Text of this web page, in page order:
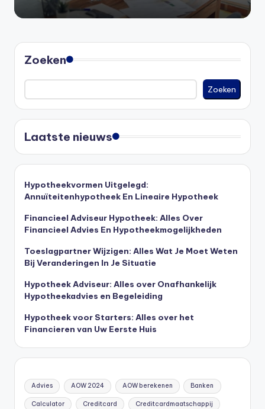
Zoeken
Zoeken
Laatste nieuws
Hypotheekvormen Uitgelegd:
Annuïteitenhypotheek En Lineaire Hypotheek
Financieel Adviseur Hypotheek: Alles Over
Financieel Advies En Hypotheekmogelijkheden
Toeslagpartner Wijzigen: Alles Wat Je Moet Weten
Bij Veranderingen In Je Situatie
Hypotheek Adviseur: Alles over Onafhankelijk
Hypotheekadvies en Begeleiding
Hypotheek voor Starters: Alles over het
Financieren van Uw Eerste Huis
Advies AOW 2024 AOW berekenen Banken
Calculator Creditcard Creditcardmaatschappij